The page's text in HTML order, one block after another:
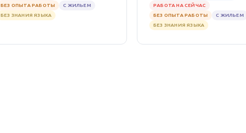
БЕЗ ОПЫТА РАБОТЫ
С ЖИЛЬЕМ
БЕЗ ЗНАНИЯ ЯЗЫКА
РАБОТА НА СЕЙЧАС
БЕЗ ОПЫТА РАБОТЫ
С ЖИЛЬЕМ
БЕЗ ЗНАНИЯ ЯЗЫКА